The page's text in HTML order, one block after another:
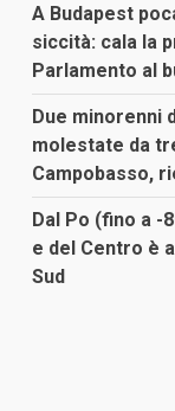
A Budapest
siccità: cala la
Parlamento al
Due minorenni
molestate da
Campobasso,
Dal Po (fino a -
e del Centro è
Sud